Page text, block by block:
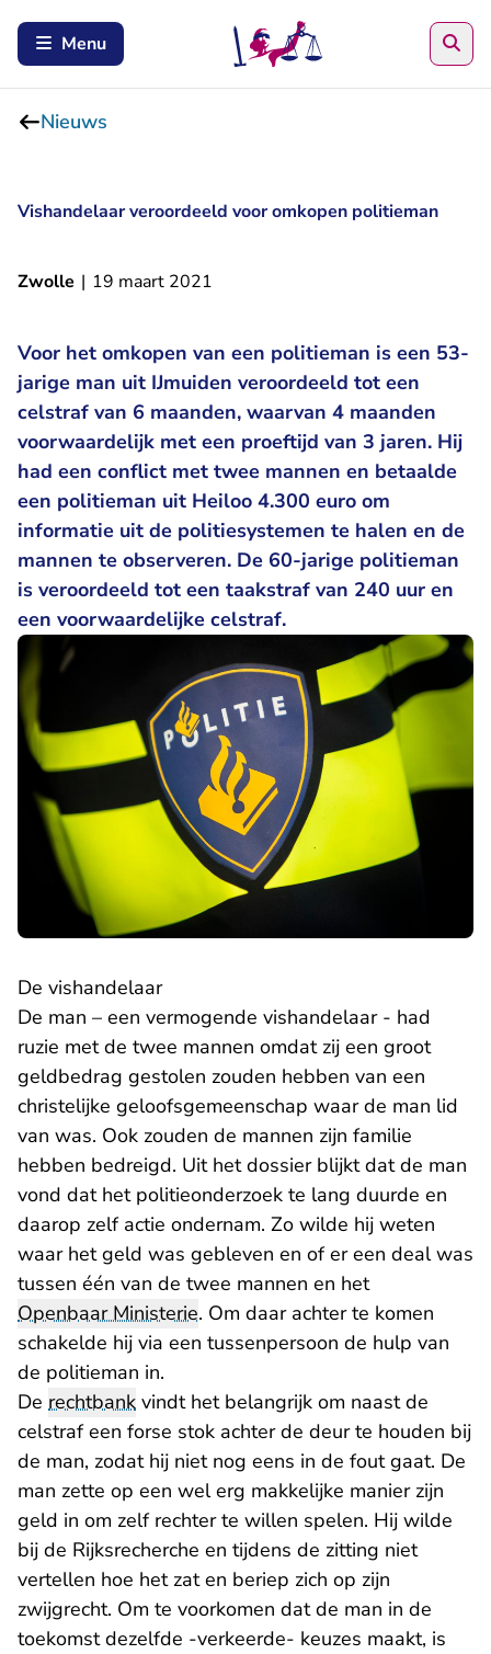
Menu
Nieuws
Vishandelaar veroordeeld voor omkopen politieman
Zwolle | 19 maart 2021
Voor het omkopen van een politieman is een 53-
jarige man uit IJmuiden veroordeeld tot een
celstraf van 6 maanden, waarvan 4 maanden
voorwaardelijk met een proeftijd van 3 jaren. Hij
had een conflict met twee mannen en betaalde
een politieman uit Heiloo 4.300 euro om
informatie uit de politiesystemen te halen en de
mannen te observeren. De 60-jarige politieman
is veroordeeld tot een taakstraf van 240 uur en
een voorwaardelijke celstraf.
​De vishandelaar
De man – een vermogende vishandelaar - had
ruzie met de twee mannen omdat zij een groot
geldbedrag gestolen zouden hebben van een
christelijke geloofsgemeenschap waar de man lid
van was. Ook zouden de mannen zijn familie
hebben bedreigd. Uit het dossier blijkt dat de man
vond dat het politieonderzoek te lang duurde en
daarop zelf actie ondernam. Zo wilde hij weten
waar het geld was gebleven en of er een deal was
tussen één van de twee mannen en het
Openbaar Ministerie. Om daar achter te komen
schakelde hij via een tussenpersoon de hulp van
de politieman in.
De rechtbank vindt het belangrijk om naast de
celstraf een forse stok achter de deur te houden bij
de man, zodat hij niet nog eens in de fout gaat. De
man zette op een wel erg makkelijke manier zijn
geld in om zelf rechter te willen spelen. Hij wilde
bij de Rijksrecherche en tijdens de zitting niet
vertellen hoe het zat en beriep zich op zijn
zwijgrecht. Om te voorkomen dat de man in de
toekomst dezelfde -verkeerde- keuzes maakt, is